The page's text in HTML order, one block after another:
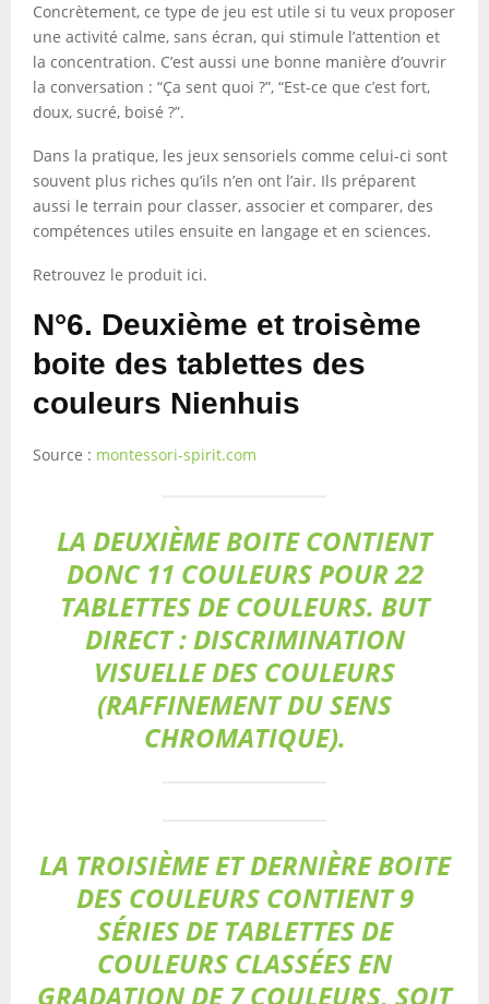
Concrètement, ce type de jeu est utile si tu veux proposer
une activité calme, sans écran, qui stimule l’attention et
la concentration. C’est aussi une bonne manière d’ouvrir
la conversation : “Ça sent quoi ?”, “Est-ce que c’est fort,
doux, sucré, boisé ?”.
Dans la pratique, les jeux sensoriels comme celui-ci sont
souvent plus riches qu’ils n’en ont l’air. Ils préparent
aussi le terrain pour classer, associer et comparer, des
compétences utiles ensuite en langage et en sciences.
Retrouvez le produit ici.
N°6. Deuxième et troisème
boite des tablettes des
couleurs Nienhuis
Source : montessori-spirit.com
LA DEUXIÈME BOITE CONTIENT
DONC 11 COULEURS POUR 22
TABLETTES DE COULEURS. BUT
DIRECT : DISCRIMINATION
VISUELLE DES COULEURS
(RAFFINEMENT DU SENS
CHROMATIQUE).
LA TROISIÈME ET DERNIÈRE BOITE
DES COULEURS CONTIENT 9
SÉRIES DE TABLETTES DE
COULEURS CLASSÉES EN
GRADATION DE 7 COULEURS, SOIT